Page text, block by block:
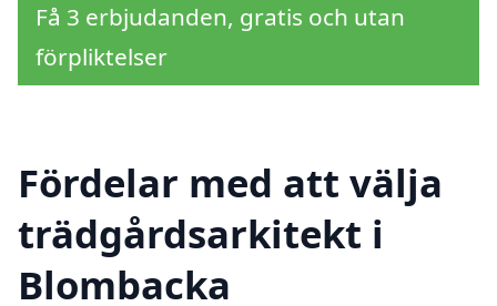
Få 3 erbjudanden, gratis och utan
förpliktelser
Fördelar med att välja
trädgårdsarkitekt i
Blombacka